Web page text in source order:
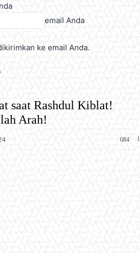
email Anda
ke email Anda.
saat Rashdul Kiblat!
Arah!
1
684